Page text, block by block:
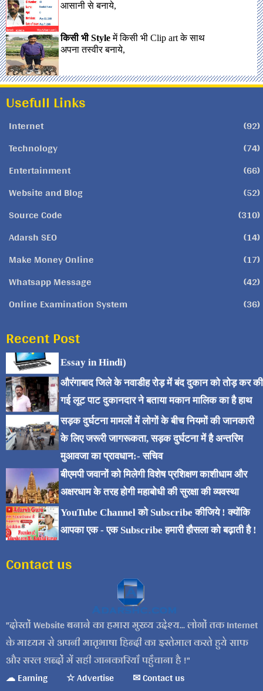
आसानी से बनाये,
किसी भी Styleमें किसी भी Clip art के साथ
अपना तस्वीर बनाये,
Usefull Links
Internet
(92)
Technology
(74)
Entertainment
(66)
Website and Blog
(52)
Source Code
(310)
Adarsh SEO
(14)
Make Money Online
(17)
Whatsapp Message
(42)
Online Examination System
(36)
Recent Postकंप्यूटर पर निबंध (Computer
Essay in Hindi)
औरंगाबाद जिले के नवाडीह रोड़ में बंद दुकान को तोड़ कर की
गई लूट पाट दुकानदार ने बताया मकान मालिक का है हाथ
सड़क दुर्घटना मामलों में लोगों के बीच नियमों की जानकारी
के लिए जरूरी जागरूकता, सड़क दुर्घटना में है अन्तरिम
मुआवजा का प्रावधान:- सचिव
बीएमपी जवानों को मिलेगी विशेष प्रशिक्षण काशीधाम और
अक्षरधाम के तरह होगी महाबोधी की सुरक्षा की व्यवस्था
YouTube Channel को Subscribe कीजिये ! क्योंकि
आपका एक - एक Subscribe हमारी हौसला को बढ़ाती है !
Contact us
दोस्तों Website बनाने का हमारा मुख्य उद्देश्य... लोगों तक Internet
के माध्यम से अपनी मातृभाषा हिन्दी का इस्तेमाल करते हुये साफ
और सरल शब्दों में सही जानकारियाँ पहुँचाना है !
☁ Earning
☆ Advertise
✉ Contact us